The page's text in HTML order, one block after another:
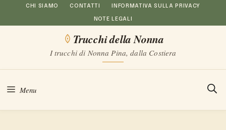
al
CHI SIAMO CONTATTI INFORMATIVA SULLA PRIVACY
NOTE LEGALI
Trucchi della Nonna
I trucchi di Nonna Pina, dalla Costiera
Menu